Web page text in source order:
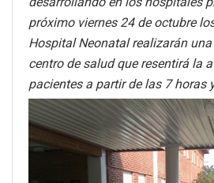
próximo viernes 24 de octubre
Hospital Neonatal realizarán
centro de salud que resentirá la
pacientes a partir de las 7 horas